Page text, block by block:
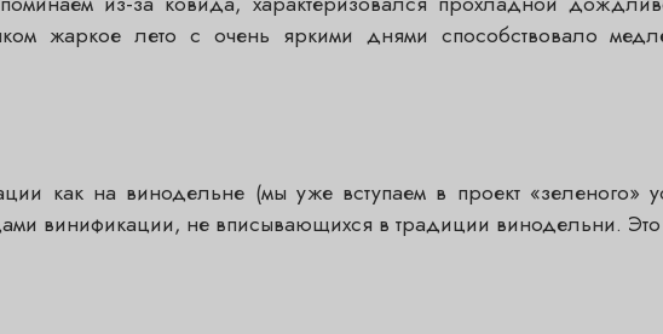
жаркое лето с очень яркими днями способствовало
как на винодельне (мы уже вступаем в проект «зеленого»
винификации, не вписывающихся в традиции винодельни. Это